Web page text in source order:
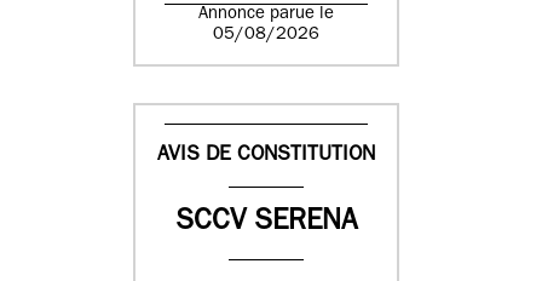
Annonce parue le
05/08/2026
AVIS DE CONSTITUTION
SCCV SERENA